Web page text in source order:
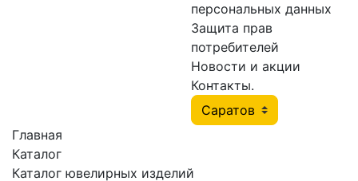
персональных данных
Защита прав
потребителей
Новости и акции
Контакты.
Главная
Каталог
Каталог ювелирных изделий